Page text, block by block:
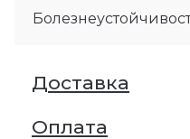
Доставка
Оплата